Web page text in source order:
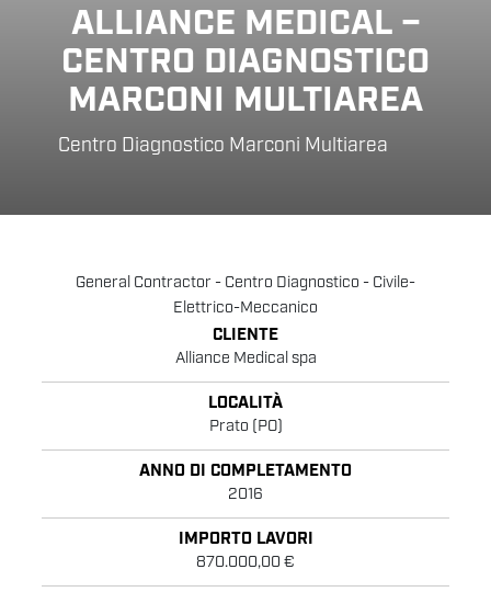
ALLIANCE MEDICAL –
CENTRO DIAGNOSTICO
MARCONI MULTIAREA
Centro Diagnostico Marconi Multiarea
General Contractor - Centro Diagnostico - Civile-
Elettrico-Meccanico
CLIENTE
Alliance Medical spa
LOCALITÀ
Prato (PO)
ANNO DI COMPLETAMENTO
2016
IMPORTO LAVORI
870.000,00 €